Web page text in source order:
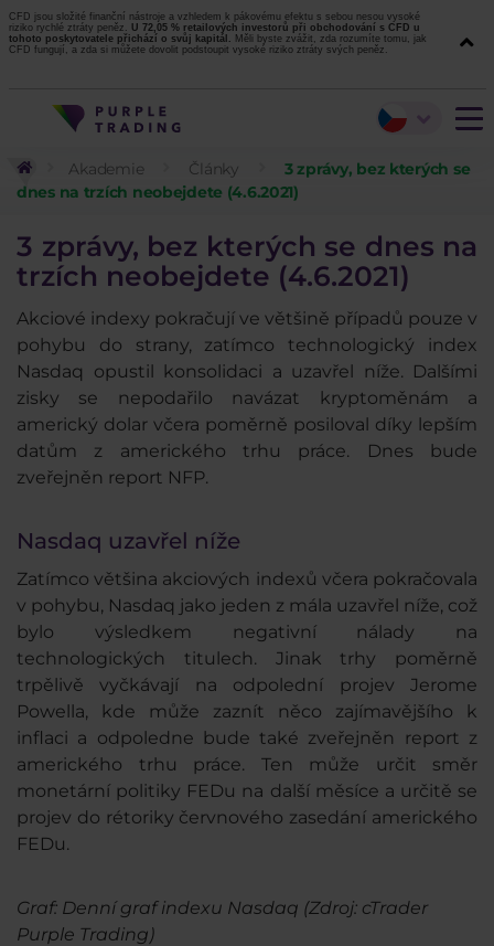
CFD jsou složité finanční nástroje a vzhledem k pákovému efektu s sebou nesou vysoké
riziko rychlé ztráty peněz. U 72,05 % retailových investorů při obchodování s CFD u
tohoto poskytovatele přichází o svůj kapitál. Měli byste zvážit, zda rozumíte tomu, jak
CFD fungují, a zda si můžete dovolit podstoupit vysoké riziko ztráty svých peněz.
Akademie Články
3 zprávy, bez kterých se
dnes na trzích neobejdete (4.6.2021)
3 zprávy, bez kterých se dnes na
trzích neobejdete (4.6.2021)
Akciové indexy pokračují ve většině případů pouze v
pohybu do strany, zatímco technologický index
Nasdaq opustil konsolidaci a uzavřel níže. Dalšími
zisky se nepodařilo navázat kryptoměnám a
americký dolar včera poměrně posiloval díky lepším
datům z amerického trhu práce. Dnes bude
zveřejněn report NFP.
Nasdaq uzavřel níže
Zatímco většina akciových indexů včera pokračovala
v pohybu, Nasdaq jako jeden z mála uzavřel níže, což
bylo výsledkem negativní nálady na
technologických titulech. Jinak trhy poměrně
trpělivě vyčkávají na odpolední projev Jerome
Powella, kde může zaznít něco zajímavějšího k
inflaci a odpoledne bude také zveřejněn report z
amerického trhu práce. Ten může určit směr
monetární politiky FEDu na další měsíce a určitě se
projev do rétoriky červnového zasedání amerického
FEDu.
Graf: Denní graf indexu Nasdaq (Zdroj: cTrader
Purple Trading)